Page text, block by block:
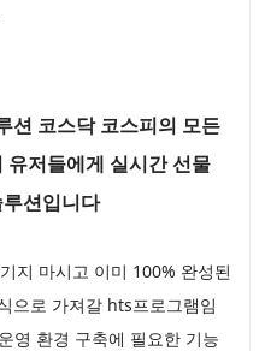
션 코스닥 코스피의 모든
유저들에게 실시간 선물
션입니다
지 마시고 이미 100% 완성된
으로 가져갈 hts프로그램임
영 환경 구축에 필요한 기능